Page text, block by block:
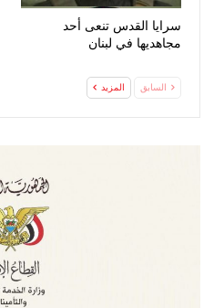
سرايا القدس تنعى أحد
مجاهديها في لبنان
السابق المزيد